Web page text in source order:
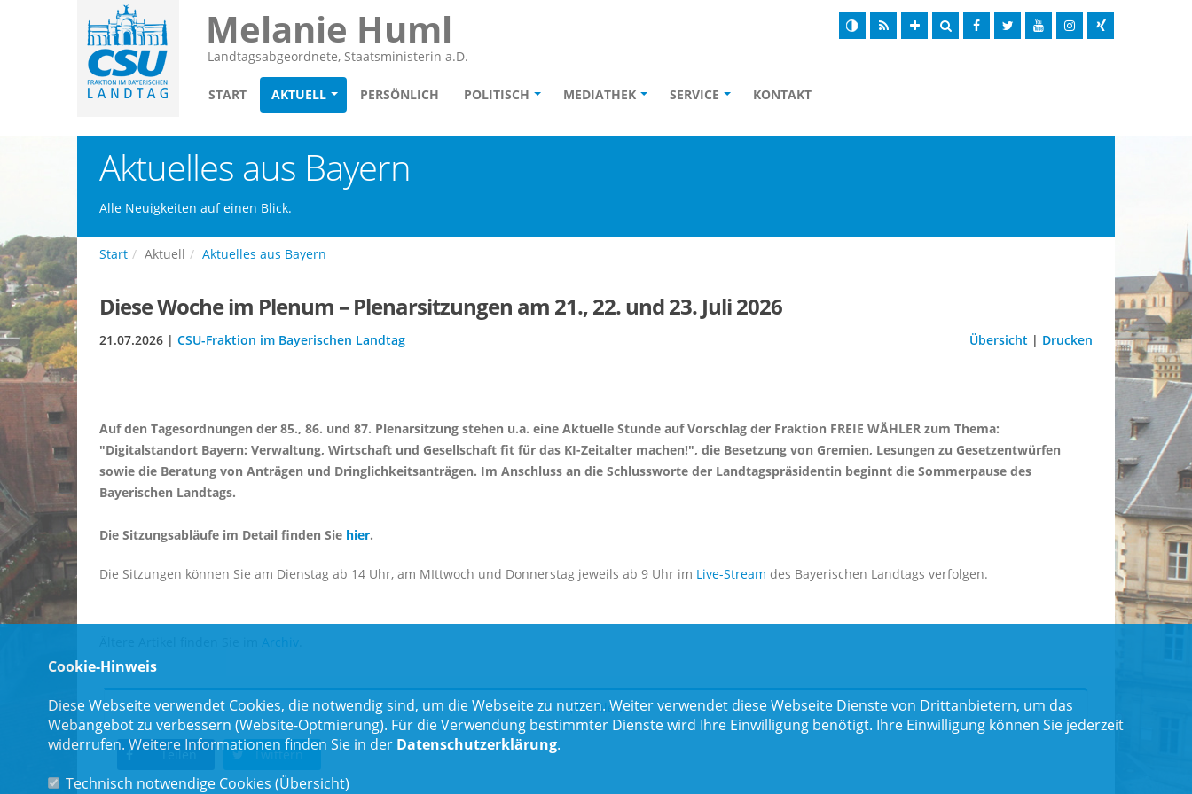
Melanie Huml
Landtagsabgeordnete, Staatsministerin a.D.
START AKTUELL PERSÖNLICH POLITISCH MEDIATHEK SERVICE KONTAKT
Aktuelles aus Bayern
Alle Neuigkeiten auf einen Blick.
Start Aktuell Aktuelles aus Bayern
Diese Woche im Plenum – Plenarsitzungen am 21., 22. und 23. Juli 2026
21.07.2026 | CSU-Fraktion im Bayerischen Landtag Übersicht | Drucken
Auf den Tagesordnungen der 85., 86. und 87. Plenarsitzung stehen u.a. eine Aktuelle Stunde auf Vorschlag der Fraktion FREIE WÄHLER zum Thema:
"Digitalstandort Bayern: Verwaltung, Wirtschaft und Gesellschaft fit für das KI-Zeitalter machen!", die Besetzung von Gremien, Lesungen zu Gesetzentwürfen
sowie die Beratung von Anträgen und Dringlichkeitsanträgen. Im Anschluss an die Schlussworte der Landtagspräsidentin beginnt die Sommerpause des
Bayerischen Landtags.
Die Sitzungsabläufe im Detail finden Sie hier.
Die Sitzungen können Sie am Dienstag ab 14 Uhr, am MIttwoch und Donnerstag jeweils ab 9 Uhr im Live-Stream des Bayerischen Landtags verfolgen.
Archiv
Teilen
Teilen Twittern
Cookie-Hinweis
Diese Webseite verwendet Cookies, die notwendig sind, um die Webseite zu nutzen. Weiter verwendet diese Webseite Dienste von Drittanbietern, um das
Webangebot zu verbessern (Website-Optmierung). Für die Verwendung bestimmter Dienste wird Ihre Einwilligung benötigt. Ihre Einwilligung können Sie jederzeit
widerrufen. Weitere Informationen finden Sie in der Datenschutzerklärung.
Technisch notwendige Cookies (Übersicht)